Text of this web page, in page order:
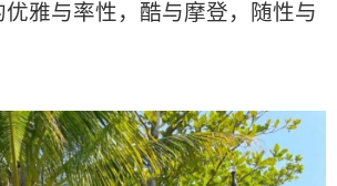
雅与率性，酷与摩登，随性与